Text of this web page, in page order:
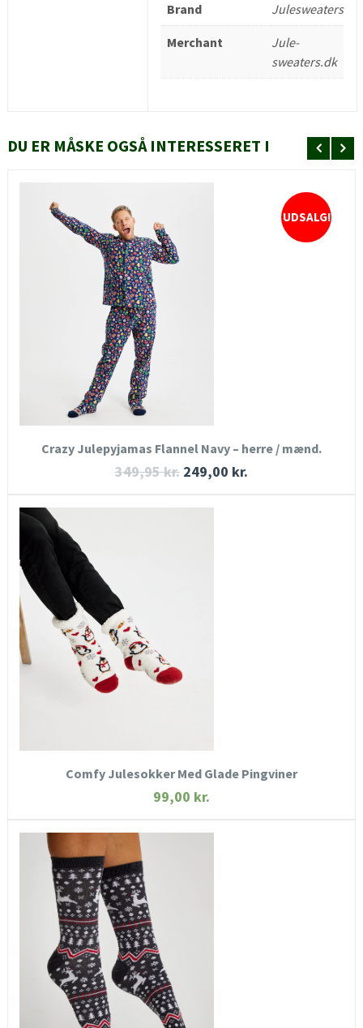
Brand Julesweaters
Merchant
Jule-
sweaters.dk
DU ER MÅSKE OGSÅ INTERESSERET I
UDSALG!
HURTIGT KIG
Crazy Julepyjamas Flannel Navy – herre / mænd.
349,95kr. 249,00 kr.
Comfy Julesokker Med Glade Pingviner
99,00 kr.
HURTIGT KIG